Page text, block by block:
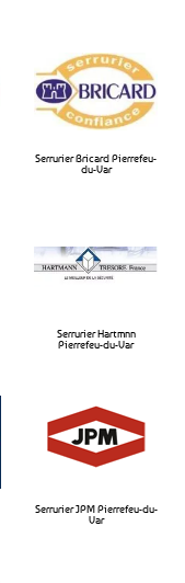
Serrurier Bricard Pierrefeu-
du-Var​
Serrurier Hartmnn
Pierrefeu-du-Var​
Serrurier JPM Pierrefeu-du-
Var​